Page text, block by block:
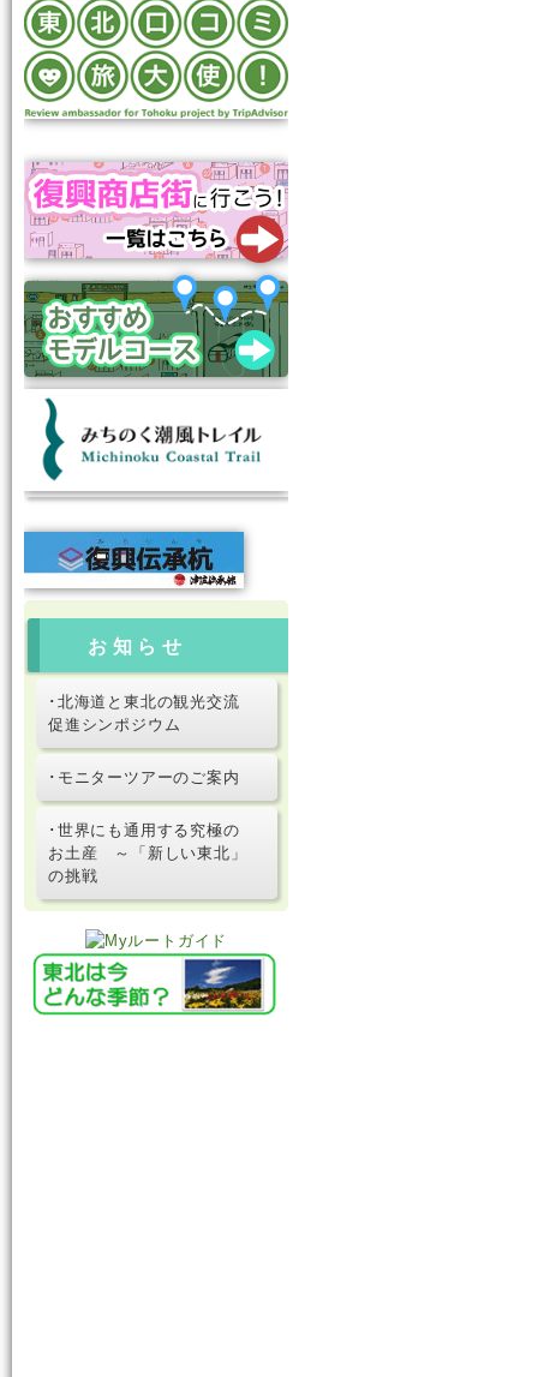
お知らせ
･北海道と東北の観光交流
促進シンポジウム
･モニターツアーのご案内
･世界にも通用する究極の
お土産 ～「新しい東北」
の挑戦